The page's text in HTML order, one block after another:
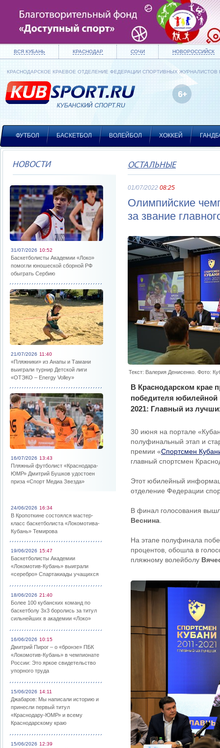
ВСЯ КУБАНЬ КРАСНОДАР СОЧИ НОВОРОССИЙСК
КРАСНОДАРСКОЕ КРАЕВОЕ ОТДЕЛЕНИЕ ФЕДЕРАЦИИ СПОРТИВНЫХ ЖУРНАЛИСТОВ
ФУТБОЛ БАСКЕТБОЛ ВОЛЕЙБОЛ ХОККЕЙ
НОВОСТИ
31/07/2026 10:52
Баскетболисты Академии «Локо»
помогли юношеской сборной РФ
обыграть Сербию
21/07/2026 11:40
«Пляжники» из Анапы и Тамани
выиграли турнир Детской лиги
«ОТЭКО – Energy Volley»
16/07/2026 13:43
Пляжный футболист «Краснодара-
ЮМР» Дмитрий Бушков удостоен
приза «Спорт Медиа Звезда»
24/06/2026 16:34
В Кропоткине состоялся мастер-
класс баскетболиста «Локомотива-
Кубань» Темирова
19/06/2026 15:47
Баскетболисты Академии
«Локомотив-Кубань» выиграли
«серебро» Спартакиады учащихся
18/06/2026 21:40
Более 100 кубанских команд по
баскетболу 3х3 боролись за титул
сильнейших в академии «Локо»
16/06/2026 10:15
Дмитрий Пирог – о «бронзе» ПБК
«Локомотив-Кубань» в чемпионате
России: Это яркое свидетельство
упорного труда
15/06/2026 14:11
Джабаров: Мы написали историю и
принесли первый титул
«Краснодару-ЮМР» и всему
Краснодарскому краю
15/06/2026 12:39
ОСТАЛЬНЫЕ
01/07/2022 08:25
Олимпийские
за звание
Текст: Валерия Денисенко. Фото:
В Краснодарском крае
победителя юбилейной
2021: Главный из
30 июня на портале
полуфинальный этап и
премии «Спортсмен
главный спортсмен
Этот юбилейный
отделение Федерации
В финал голосования
Веснина
На этапе полуфинала
процентов, обошла в
пляжному волейболу